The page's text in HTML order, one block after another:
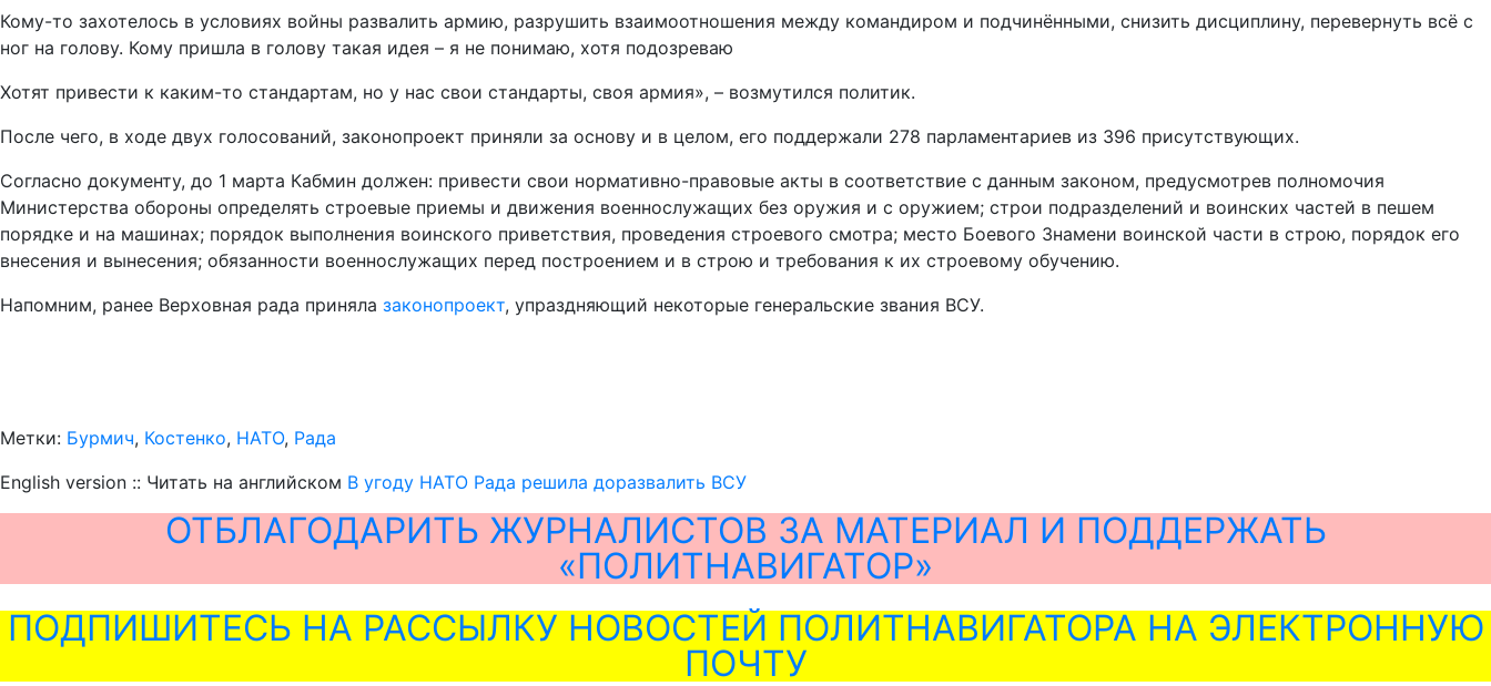
Кому-то захотелось в условиях войны развалить армию, разрушить взаимоотношения между командиром и подчинёнными, снизить дисциплину, перевернуть всё с
ног на голову. Кому пришла в голову такая идея – я не понимаю, хотя подозреваю
Хотят привести к каким-то стандартам, но у нас свои стандарты, своя армия», – возмутился политик.
После чего, в ходе двух голосований, законопроект приняли за основу и в целом, его поддержали 278 парламентариев из 396 присутствующих.
Согласно документу, до 1 марта Кабмин должен: привести свои нормативно-правовые акты в соответствие с данным законом, предусмотрев полномочия
Министерства обороны определять строевые приемы и движения военнослужащих без оружия и с оружием; строи подразделений и воинских частей в пешем
порядке и на машинах; порядок выполнения воинского приветствия, проведения строевого смотра; место Боевого Знамени воинской части в строю, порядок его
внесения и вынесения; обязанности военнослужащих перед построением и в строю и требования к их строевому обучению.
Напомним, ранее Верховная рада приняла законопроект, упраздняющий некоторые генеральские звания ВСУ.
Метки: Бурмич, Костенко, НАТО, Рада
English version :: Читать на английском В угоду НАТО Рада решила доразвалить ВСУ
ОТБЛАГОДАРИТЬ ЖУРНАЛИСТОВ ЗА МАТЕРИАЛ И ПОДДЕРЖАТЬ
«ПОЛИТНАВИГАТОР»
ПОДПИШИТЕСЬ НА РАССЫЛКУ НОВОСТЕЙ ПОЛИТНАВИГАТОРА НА ЭЛЕКТРОННУЮ
ПОЧТУ